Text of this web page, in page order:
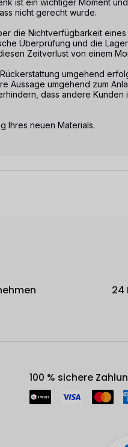
nicht gerecht wurde.
die Nichtverfügbarkeit
Überprüfung und die
Zeitverlust von einem
umgehend
Aussage umgehend zum
dass andere Kunden
Ihres neuen Materials.
24
100 % sichere